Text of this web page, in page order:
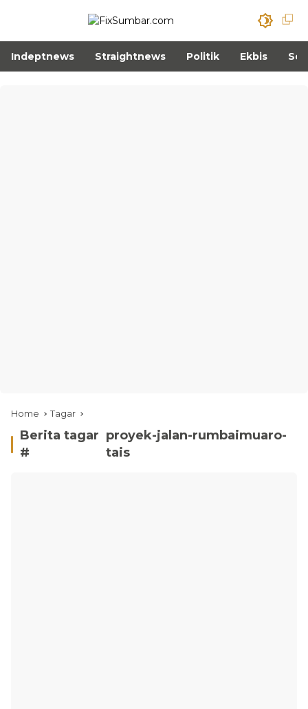
Indeptnews Straightnews Politik Ekbis
Home Tagar
Berita tagar
#
proyek-jalan-rumbaimuaro-
tais